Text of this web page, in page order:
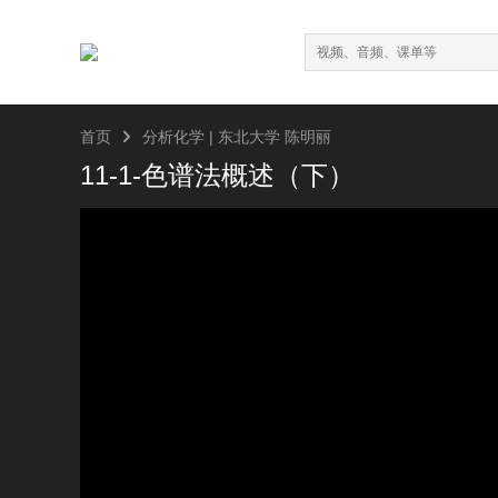
首页  分析化学 | 东北大学 陈明丽
11-1-色谱法概述（下）